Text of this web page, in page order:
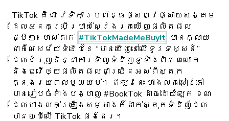
TikTok គឺជាវេទិកា ប្រព័ន្ធផ្សព្វផ្សាយសង្គម
ដែលអ្នកប្រើប្រាស់ស្វែងរកឃើញផលិតផល
ថ្មីៗ៖ ហាស់តាក់ #TikTokMadeMeBuyIt បានក្លាយ
ជាកំណែសម័យទំនើបនៃ “បានឃើញនៅលើទូរទស្សន៍”
ដែលជំរុញនិន្នាការទិញទំនិញទូទាំងពិភពលោក
និងធ្វើឲ្យផលិតផលជាច្រើនអស់ពីស្តុក
ក្នុងរយៈពេលមួយយប់។ ឥឡូវនេះ ហាងលក់សៀវភៅ
បានរៀបចំតាំងបង្ហាញ #BookTok ដាច់ដោយឡែក ខណៈ
ដែលហាងលក់គ្រឿងសម្អាងក៏ដាក់ស្តុកទំនិញដែល
បានល្បីលើ TikTok ផងដែរ។